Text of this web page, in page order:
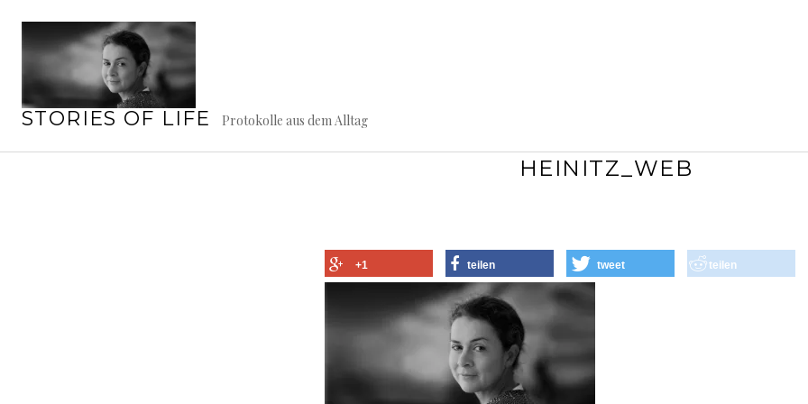
Inhalt
STORIES OF LIFE Protokolle aus dem Alltag
HEINITZ_WEB
+1 teilen tweet teilen